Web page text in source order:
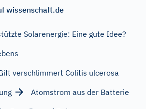
wissenschaft.de
Solarenergie: Eine gute Idee?
verschlimmert Colitis ulcerosa
Atomstrom aus der Batterie